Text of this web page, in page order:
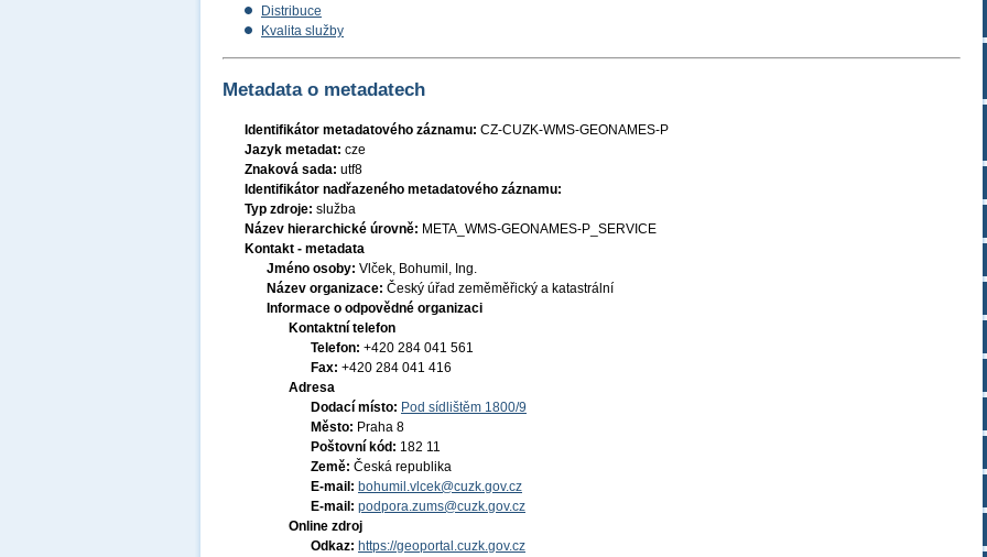
Distribuce
Kvalita služby
Metadata o metadatech
Identifikátor metadatového záznamu: CZ-CUZK-WMS-GEONAMES-P
Jazyk metadat: cze
Znaková sada: utf8
Identifikátor nadřazeného metadatového záznamu:
Typ zdroje: služba
Název hierarchické úrovně: META_WMS-GEONAMES-P_SERVICE
Kontakt - metadata
Jméno osoby: Vlček, Bohumil, Ing.
Název organizace: Český úřad zeměměřický a katastrální
Informace o odpovědné organizaci
Kontaktní telefon
Telefon: +420 284 041 561
Fax: +420 284 041 416
Adresa
Dodací místo: Pod sídlištěm 1800/9
Město: Praha 8
Poštovní kód: 182 11
Země: Česká republika
E-mail: bohumil.vlcek@cuzk.gov.cz
E-mail: podpora.zums@cuzk.gov.cz
Online zdroj
Odkaz: https://geoportal.cuzk.gov.cz